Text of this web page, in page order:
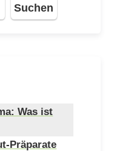
Suchen
Was ist
Präparate